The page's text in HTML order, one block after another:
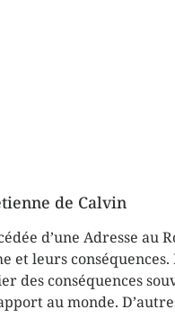
de Calvin
d’une Adresse au
et leurs
des conséquences
au monde.